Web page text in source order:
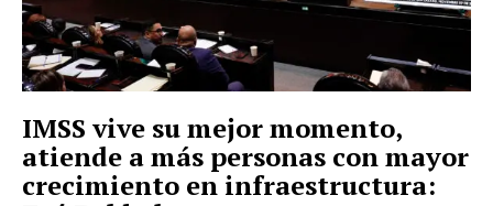
IMSS vive su mejor momento,
atiende a más personas con mayor
crecimiento en infraestructura: